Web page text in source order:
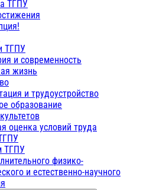
ТГПУ
ТГПУ
и современность
жизнь
и трудоустройство
образование
оценка условий труда
ТГПУ
физико-
и естественно-научного